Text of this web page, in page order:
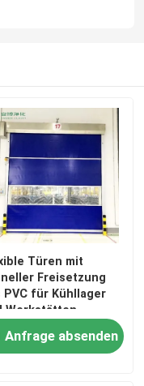
Türen mit
Freisetzung
PVC für Kühllager
Werkstätten
Anfrage absenden